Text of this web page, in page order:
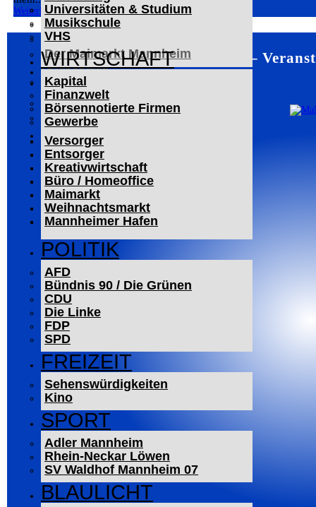
Universitäten & Studium
Musikschule
VHS
WIRTSCHAFT
Kapital
Finanzwelt
Börsennotierte Firmen
Gewerbe
Versorger
Entsorger
Kreativwirtschaft
Büro / Homeoffice
Maimarkt
Weihnachtsmarkt
Mannheimer Hafen
POLITIK
AFD
Bündnis 90 / Die Grünen
CDU
Die Linke
FDP
SPD
FREIZEIT
Sehenswürdigkeiten
Kino
SPORT
Adler Mannheim
Rhein-Neckar Löwen
SV Waldhof Mannheim 07
BLAULICHT
Der Mannheimer Wasserturm
Das Technoseum Mannheim
Die Alte Feuerwache
Der Maimarkt Mannheim
LESERBRIEFE
ARCHIV
Das Neueste
Leitartikel
WERBUNG
Weiterlesen
Mannheim –